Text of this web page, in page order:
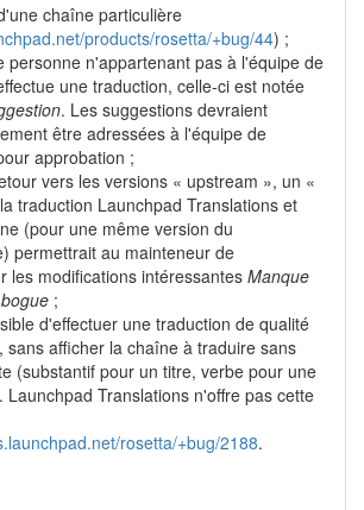
chaîne particulière
products/rosetta/+bug/44) ;
personne n'appartenant pas à l'équipe de
une traduction, celle-ci est notée
. Les suggestions devraient
être adressées à l'équipe de
approbation ;
vers les versions « upstream », un «
traduction Launchpad Translations et
(pour une même version du
permettrait au mainteneur de
les modifications intéressantes Manque
;
d'effectuer une traduction de qualité
sans afficher la chaîne à traduire sans
(substantif pour un titre, verbe pour une
Launchpad Translations n'offre pas cette
rosetta/+bug/2188.